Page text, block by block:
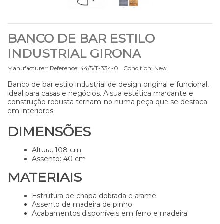
BANCO DE BAR ESTILO
INDUSTRIAL GIRONA
Manufacturer: Reference: 44/5/T-334-0 Condition: New
Banco de bar estilo industrial de design original e funcional,
ideal para casas e negócios. A sua estética marcante e
construção robusta tornam-no numa peça que se destaca
em interiores.
DIMENSÕES
Altura: 108 cm
Assento: 40 cm
MATERIAIS
Estrutura de chapa dobrada e arame
Assento de madeira de pinho
Acabamentos disponíveis em ferro e madeira